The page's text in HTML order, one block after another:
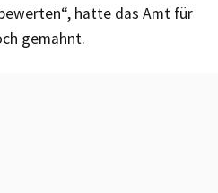
hatte das Amt für
gemahnt.